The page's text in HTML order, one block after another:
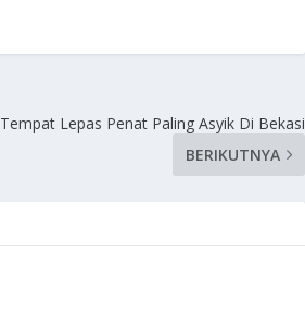
Tempat Lepas Penat Paling Asyik Di Bekasi
BERIKUTNYA